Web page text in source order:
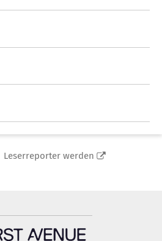
Leserreporter werden